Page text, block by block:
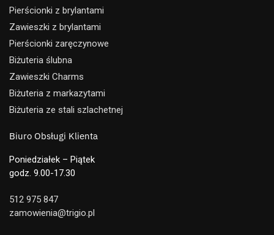
Pierścionki z brylantami
Zawieszki z brylantami
Pierścionki zaręczynowe
Biżuteria ślubna
Zawieszki Charms
Biżuteria z markazytami
Biżuteria ze stali szlachetnej
Biuro Obsługi Klienta
Poniedziałek – Piątek
godz. 9.00-17.30
512 975 847
zamowienia@trigio.pl